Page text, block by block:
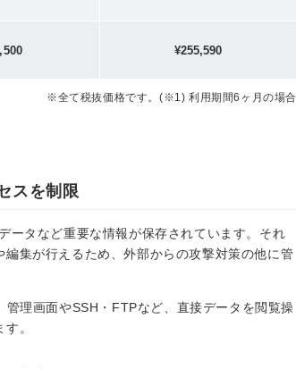
¥255,590
※全て税抜価格です。(※1) 利用期間6ヶ月の場合
スを制限
ータなど重要な情報が保存されています。それ
集が行えるため、外部からの攻撃対策の他に管
理画面やSSH・FTPなど、直接データを閲覧操
。